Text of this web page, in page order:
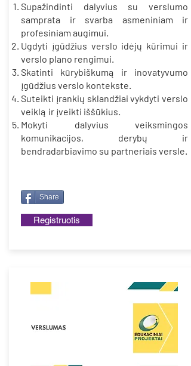
Supažindinti dalyvius su verslumo
samprata ir svarba asmeniniam ir
profesiniam augimui.
Ugdyti įgūdžius verslo idėjų kūrimui ir
verslo plano rengimui.
Skatinti kūrybiškumą ir inovatyvumo
įgūdžius verslo kontekste.
Suteikti įrankių sklandžiai vykdyti verslo
veiklą ir įveikti iššūkius.
Mokyti dalyvius veiksmingos
komunikacijos, derybų ir
bendradarbiavimo su partneriais versle.
Share
Registruotis